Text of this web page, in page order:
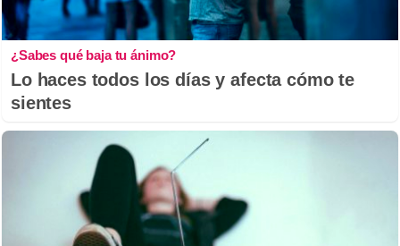
¿Sabes qué baja tu ánimo?
Lo haces todos los días y afecta cómo te
sientes